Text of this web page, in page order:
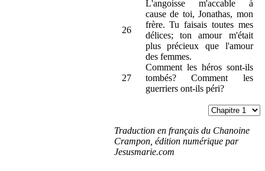
26
L'angoisse m'accable à
cause de toi, Jonathas, mon
frère. Tu faisais toutes mes
délices; ton amour m'était
plus précieux que l'amour
des femmes.
27
Comment les héros sont-ils
tombés? Comment les
guerriers ont-ils péri?
Traduction en français du Chanoine
Crampon, édition numérique par
Jesusmarie.com